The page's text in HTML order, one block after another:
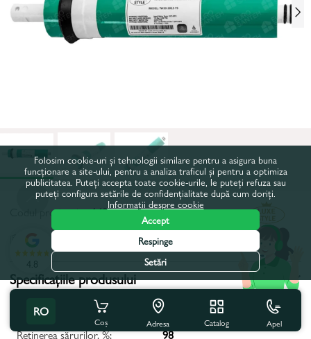
Codul produsului:14951
Toate caracteristicile
Specificațiile produsului
6,5–8,5
Reținerea sărurilor, %:
98
RO
Coș Adresa Catalog Apel
4.8
Folosim cookie-uri și tehnologii similare pentru a asigura buna
funcționare a site-ului, pentru a analiza traficul și pentru a optimiza
publicitatea. Puteți accepta toate cookie-urile, le puteți refuza sau
puteți configura setările de confidențialitate după cum doriți.
Informații despre cookie
Accept
Respinge
Setări